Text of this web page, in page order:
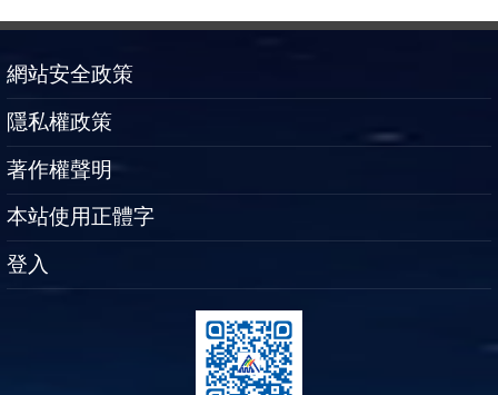
網站安全政策
隱私權政策
著作權聲明
本站使用正體字
登入